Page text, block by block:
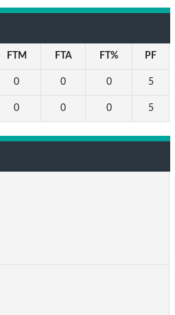
FTM FTA FT% PF
0 0 0 5
0 0 0 5